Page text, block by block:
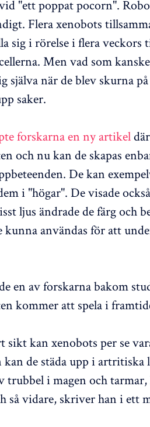
"ett poppat pocorn".
Flera xenobots
sig i rörelse i flera
Men vad som
själva när de blev skurna
saker.
forskarna en ny artikel
och nu kan de skapas
De kan
i "högar". De visade
ljus ändrade de färg och
kunna användas för att
en av forskarna bakom
kommer att spela i
sikt kan xenobots per se
de städa upp i artritiska
trubbel i magen och
så vidare, skriver han i ett